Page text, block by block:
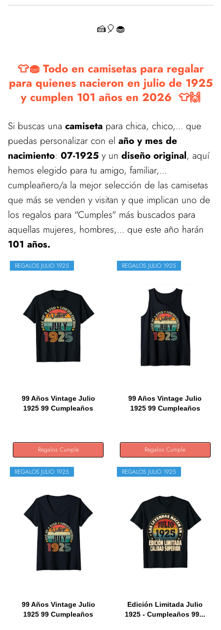
🍰🎈🧁
👕🧁 Todo en camisetas para regalar
para quienes nacieron en julio de 1925
y cumplen 101 años en 2026 👕🙌
Si buscas una camiseta para chica, chico,... que
puedas personalizar con el año y mes de
nacimiento: 07-1925 y un diseño original, aquí
hemos elegido para tu amigo, familiar,...
cumpleañero/a la mejor selección de las camisetas
que más se venden y visitan y que implican uno de
los regalos para "Cumples" más buscados para
aquellas mujeres, hombres,... que este año harán
101 años.
REGALOS JULIO 1925
99 Años Vintage Julio
1925 99 Cumpleaños
Regalos Cumple
REGALOS JULIO 1925
99 Años Vintage Julio
1925 99 Cumpleaños
Regalos Cumple
REGALOS JULIO 1925
99 Años Vintage Julio
1925 99 Cumpleaños
REGALOS JULIO 1925
Edición Limitada Julio
1925 - Cumpleaños 99...